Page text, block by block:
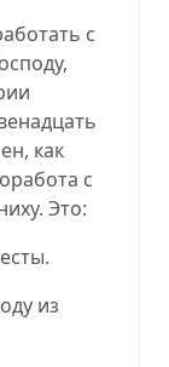
с
как
с
Это:
.
из